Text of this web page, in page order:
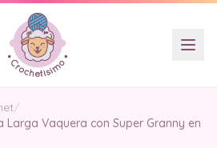
/
Larga Vaquera con Super Granny en